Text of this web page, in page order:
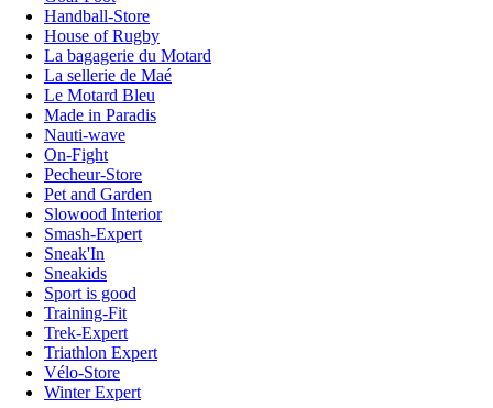
Handball-Store
House of Rugby
La bagagerie du Motard
La sellerie de Maé
Le Motard Bleu
Made in Paradis
Nauti-wave
On-Fight
Pecheur-Store
Pet and Garden
Slowood Interior
Smash-Expert
Sneak'In
Sneakids
Sport is good
Training-Fit
Trek-Expert
Triathlon Expert
Vélo-Store
Winter Expert